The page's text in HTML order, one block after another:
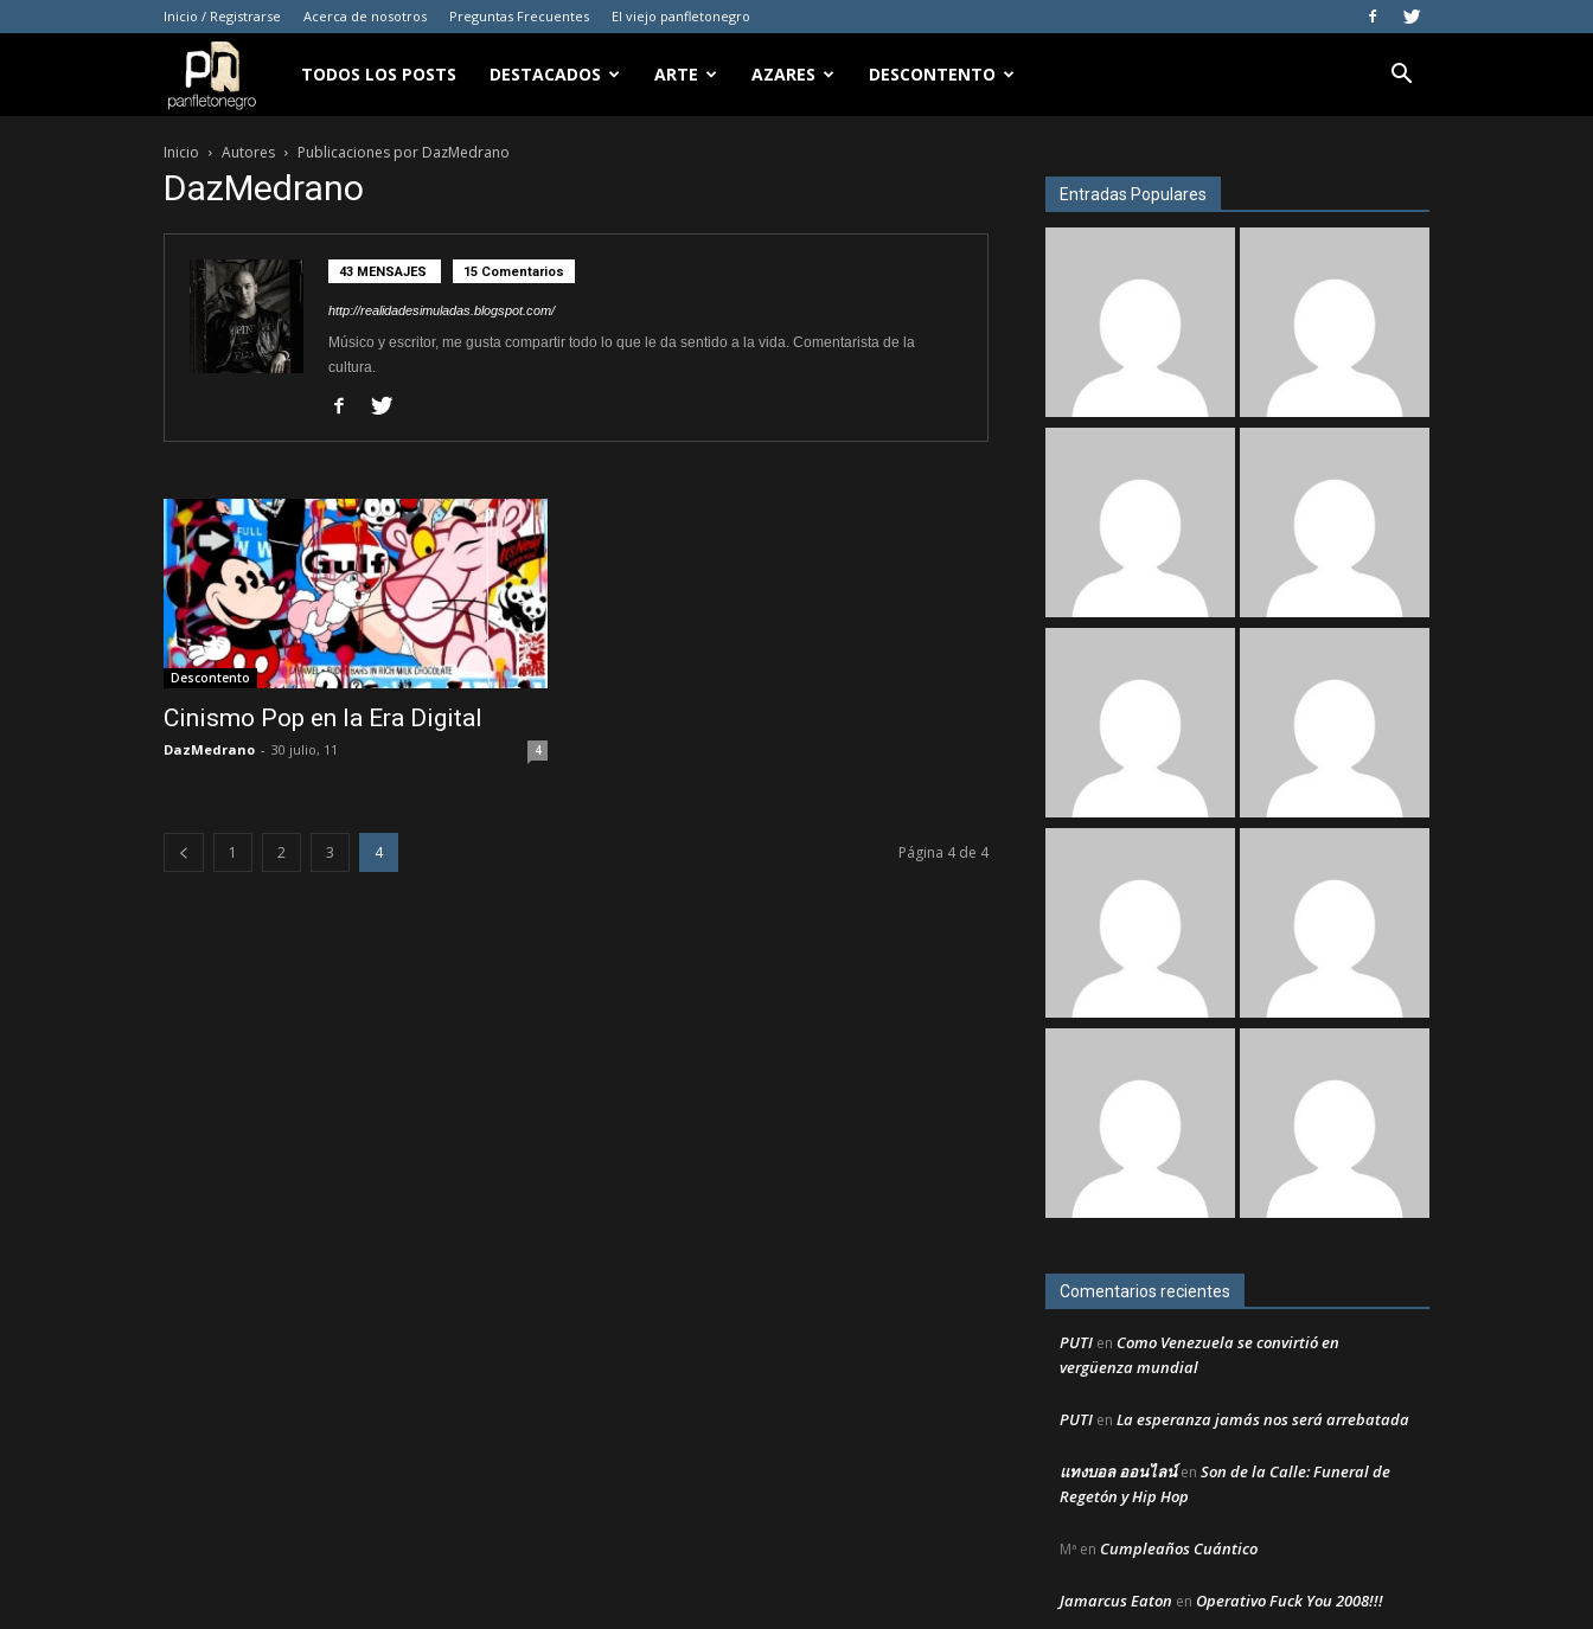
Inicio / Registrarse Acerca de nosotros Preguntas Frecuentes El viejo panfletonegro
panfletonegro
TODOS LOS POSTS DESTACADOS ARTE AZARES DESCONTENTO
Inicio Autores Publicaciones por DazMedrano
DazMedrano
43 MENSAJES 15 Comentarios
http://realidadesimuladas.blogspot.com/
Músico y escritor, me gusta compartir todo lo que le da sentido a la vida. Comentarista de la
cultura.
Descontento
Cinismo Pop en la Era Digital
DazMedrano - 30 julio, 11 4
1 2 3 4 Página 4 de 4
Entradas Populares
Comentarios recientes
PUTI en Como Venezuela se convirtió en
vergüenza mundial
PUTI en La esperanza jamás nos será arrebatada
แทงบอล ออนไลน์en Son de la Calle: Funeral de
Regetón y Hip Hop
Mª en Cumpleaños Cuántico
Jamarcus Eaton en Operativo Fuck You 2008!!!